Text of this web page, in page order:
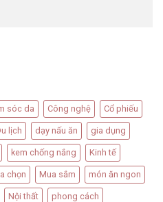
sóc da Công nghệ Cổ phiếu
lịch dạy nấu ăn gia dụng
kem chống nắng Kinh tế
chọn Mua sắm món ăn ngon
Nội thất phong cách